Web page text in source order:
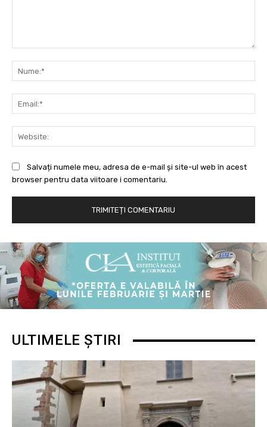
Salvați numele meu, adresa de e-mail și site-ul web în acest
browser pentru data viitoare i comentariu.
ULTIMELE ȘTIRI